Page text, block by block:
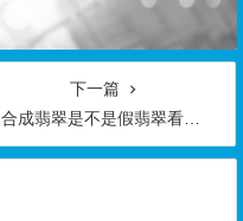
下一篇
合成翡翠是不是假翡翠看翡翠厂家的假翡翠制作过程